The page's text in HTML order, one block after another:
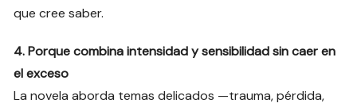
que cree saber.
4. Porque combina intensidad y sensibilidad sin caer en
el exceso
La novela aborda temas delicados —trauma, pérdida,